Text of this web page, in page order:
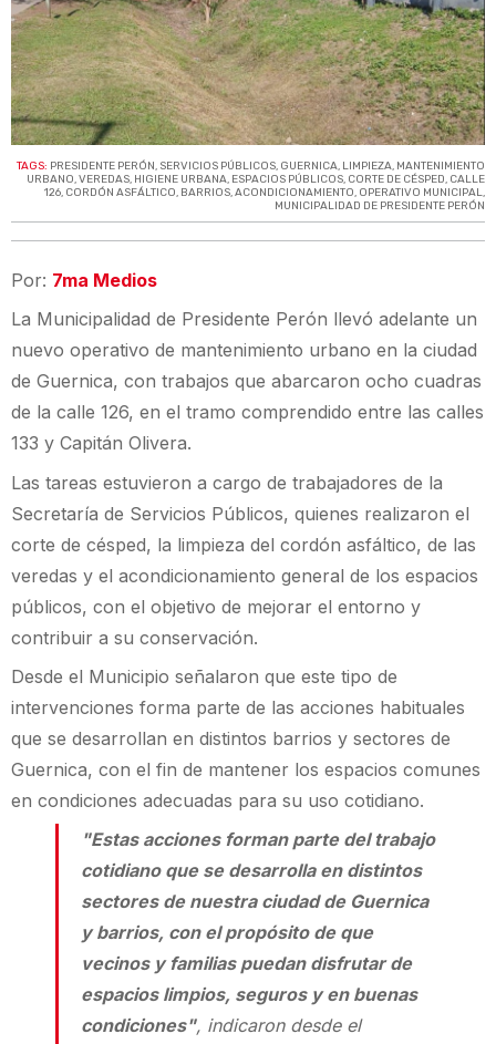
TAGS: PRESIDENTE PERÓN, SERVICIOS PÚBLICOS, GUERNICA, LIMPIEZA, MANTENIMIENTO
URBANO,VEREDAS, HIGIENE URBANA, ESPACIOS PÚBLICOS, CORTE DE CÉSPED, CALLE
126, CORDÓN ASFÁLTICO, BARRIOS,ACONDICIONAMIENTO, OPERATIVO MUNICIPAL,
MUNICIPALIDAD DE PRESIDENTE PERÓN
Por: 7ma Medios
La Municipalidad de Presidente Perón llevó adelante un
nuevo operativo de mantenimiento urbano en la ciudad
de Guernica, con trabajos que abarcaron ocho cuadras
de la calle 126, en el tramo comprendido entre las calles
133 y Capitán Olivera.
Las tareas estuvieron a cargo de trabajadores de la
Secretaría de Servicios Públicos, quienes realizaron el
corte de césped, la limpieza del cordón asfáltico, de las
veredas y el acondicionamiento general de los espacios
públicos, con el objetivo de mejorar el entorno y
contribuir a su conservación.
Desde el Municipio señalaron que este tipo de
intervenciones forma parte de las acciones habituales
que se desarrollan en distintos barrios y sectores de
Guernica, con el fin de mantener los espacios comunes
en condiciones adecuadas para su uso cotidiano.
"Estas acciones forman parte del trabajo
cotidiano que se desarrolla en distintos
sectores de nuestra ciudad de Guernica
y barrios, con el propósito de que
vecinos y familias puedan disfrutar de
espacios limpios, seguros y en buenas
condiciones", indicaron desde el